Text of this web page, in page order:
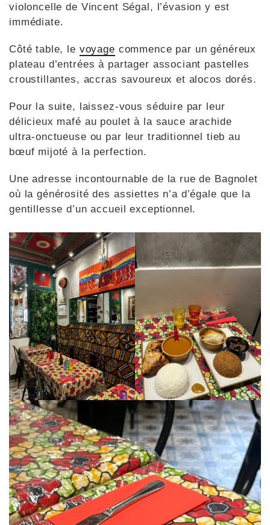
violoncelle de Vincent Ségal, l’évasion y est
immédiate.
Côté table, le voyage commence par un généreux
plateau d’entrées à partager associant pastelles
croustillantes, accras savoureux et alocos dorés.
Pour la suite, laissez-vous séduire par leur
délicieux mafé au poulet à la sauce arachide
ultra-onctueuse ou par leur traditionnel tieb au
bœuf mijoté à la perfection.
Une adresse incontournable de la rue de Bagnolet
où la générosité des assiettes n’a d’égale que la
gentillesse d’un accueil exceptionnel.